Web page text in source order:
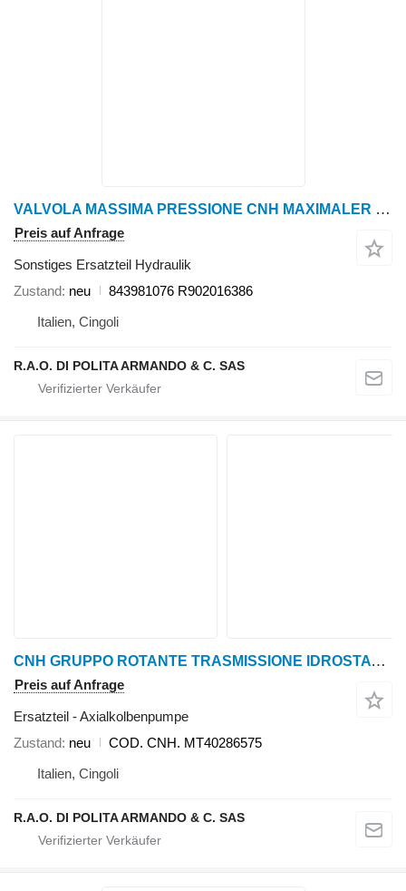
VALVOLA MASSIMA PRESSIONE CNH MAXIMALER DRUCKVENTIL 276 BAR FÜR A4VG56 / A10VG63 PUMPEN 843981076
Preis auf Anfrage
Sonstiges Ersatzteil Hydraulik
Zustand neu
843981076 R902016386
Italien, Cingoli
R.A.O. DI POLITA ARMANDO & C. SAS
CNH GRUPPO ROTANTE TRASMISSIONE IDROSTATICA COD. Axialkolbenpumpe für BOOMER Radtraktor
Preis auf Anfrage
Ersatzteil - Axialkolbenpumpe
Zustand neu
COD. CNH. MT40286575
Italien, Cingoli
R.A.O. DI POLITA ARMANDO & C. SAS